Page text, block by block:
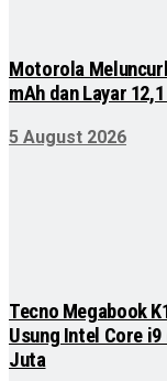
Motorola
mAh dan Layar
5 August 2026
Tecno Megabook
Usung Intel Core
Juta